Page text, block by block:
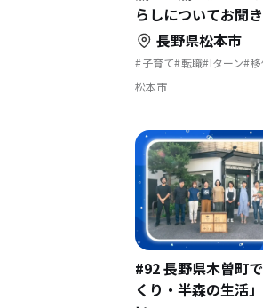
らしについてお聞き
長野県松本市
子育て 転職 Iターン
移住者インタビュー
松本市
#92 長野県木曽町
くり・半森の生活